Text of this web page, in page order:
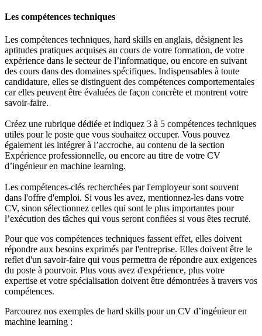
Les compétences techniques
Les compétences techniques, hard skills en anglais, désignent les
aptitudes pratiques acquises au cours de votre formation, de votre
expérience dans le secteur de l’informatique, ou encore en suivant
des cours dans des domaines spécifiques. Indispensables à toute
candidature, elles se distinguent des compétences comportementales
car elles peuvent être évaluées de façon concrète et montrent votre
savoir-faire.
Créez une rubrique dédiée et indiquez 3 à 5 compétences techniques
utiles pour le poste que vous souhaitez occuper. Vous pouvez
également les intégrer à l’accroche, au contenu de la section
Expérience professionnelle, ou encore au titre de votre CV
d’ingénieur en machine learning.
Les compétences-clés recherchées par l'employeur sont souvent
dans l'offre d'emploi. Si vous les avez, mentionnez-les dans votre
CV, sinon sélectionnez celles qui sont le plus importantes pour
l’exécution des tâches qui vous seront confiées si vous êtes recruté.
Pour que vos compétences techniques fassent effet, elles doivent
répondre aux besoins exprimés par l'entreprise. Elles doivent être le
reflet d'un savoir-faire qui vous permettra de répondre aux exigences
du poste à pourvoir. Plus vous avez d'expérience, plus votre
expertise et votre spécialisation doivent être démontrées à travers vos
compétences.
Parcourez nos exemples de hard skills pour un CV d’ingénieur en
machine learning :